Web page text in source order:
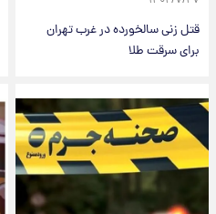
قتل زنی سالخورده در غرب تهران
برای سرقت طلا